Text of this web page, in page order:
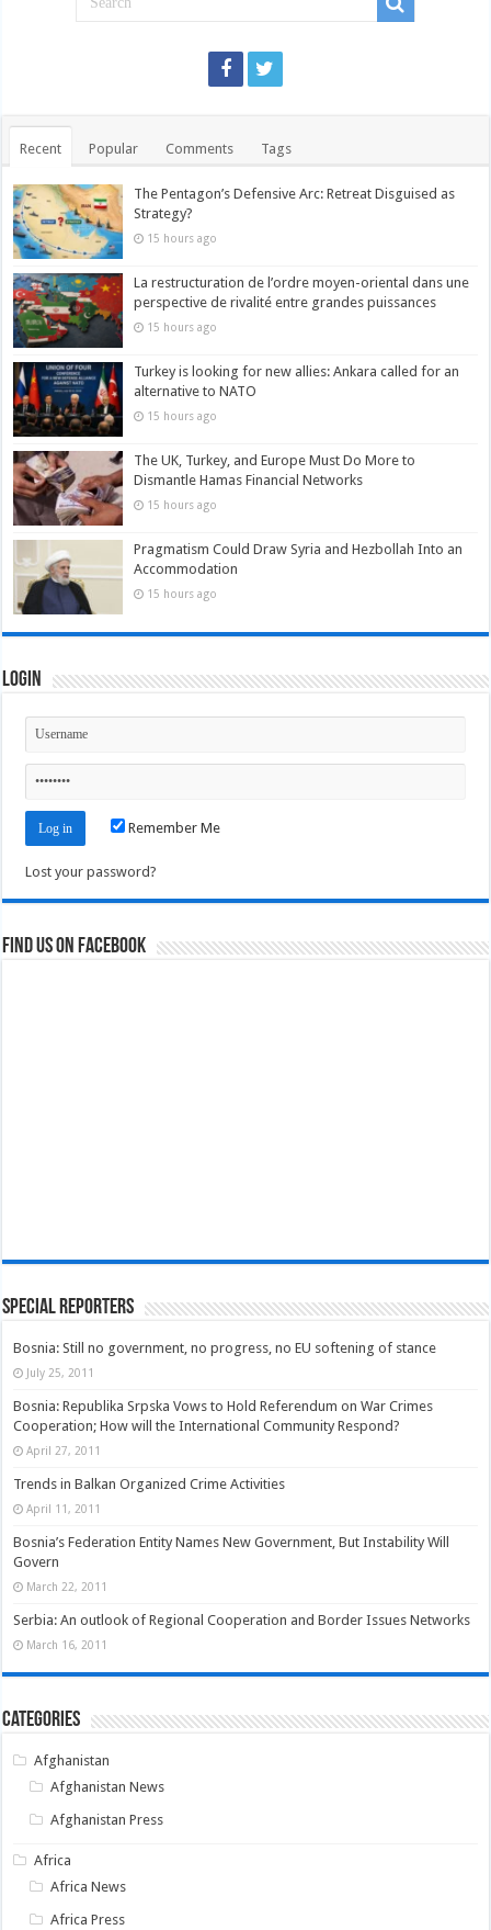
Recent Popular Comments Tags
The Pentagon’s Defensive Arc: Retreat Disguised as
Strategy?
15 hours ago
La restructuration de l’ordre moyen-oriental dans une
perspective de rivalité entre grandes puissances
15 hours ago
Turkey is looking for new allies: Ankara called for an
alternative to NATO
15 hours ago
The UK, Turkey, and Europe Must Do More to
Dismantle Hamas Financial Networks
15 hours ago
Pragmatism Could Draw Syria and Hezbollah Into an
Accommodation
15 hours ago
Login
Remember Me
Lost your password?
Find us on Facebook
Special Reporters
Bosnia: Still no government, no progress, no EU softening of stance
July 25, 2011
Bosnia: Republika Srpska Vows to Hold Referendum on War Crimes
Cooperation; How will the International Community Respond?
April 27, 2011
Trends in Balkan Organized Crime Activities
April 11, 2011
Bosnia’s Federation Entity Names New Government, But Instability Will
Govern
March 22, 2011
Serbia: An outlook of Regional Cooperation and Border Issues Networks
March 16, 2011
Categories
Afghanistan
Afghanistan News
Afghanistan Press
Africa
Africa News
Africa Press